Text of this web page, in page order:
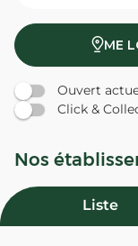
ME
Ouvert
Click &
Nos
Liste